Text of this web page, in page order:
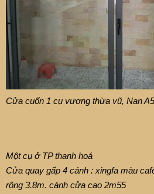
Cửa cuốn 1 cụ vương thừa vũ, Nan
Một cụ ở TP thanh hoá
Cửa quay gấp 4 cánh : xingfa màu
rộng 3.8m. cánh cửa cao 2m55